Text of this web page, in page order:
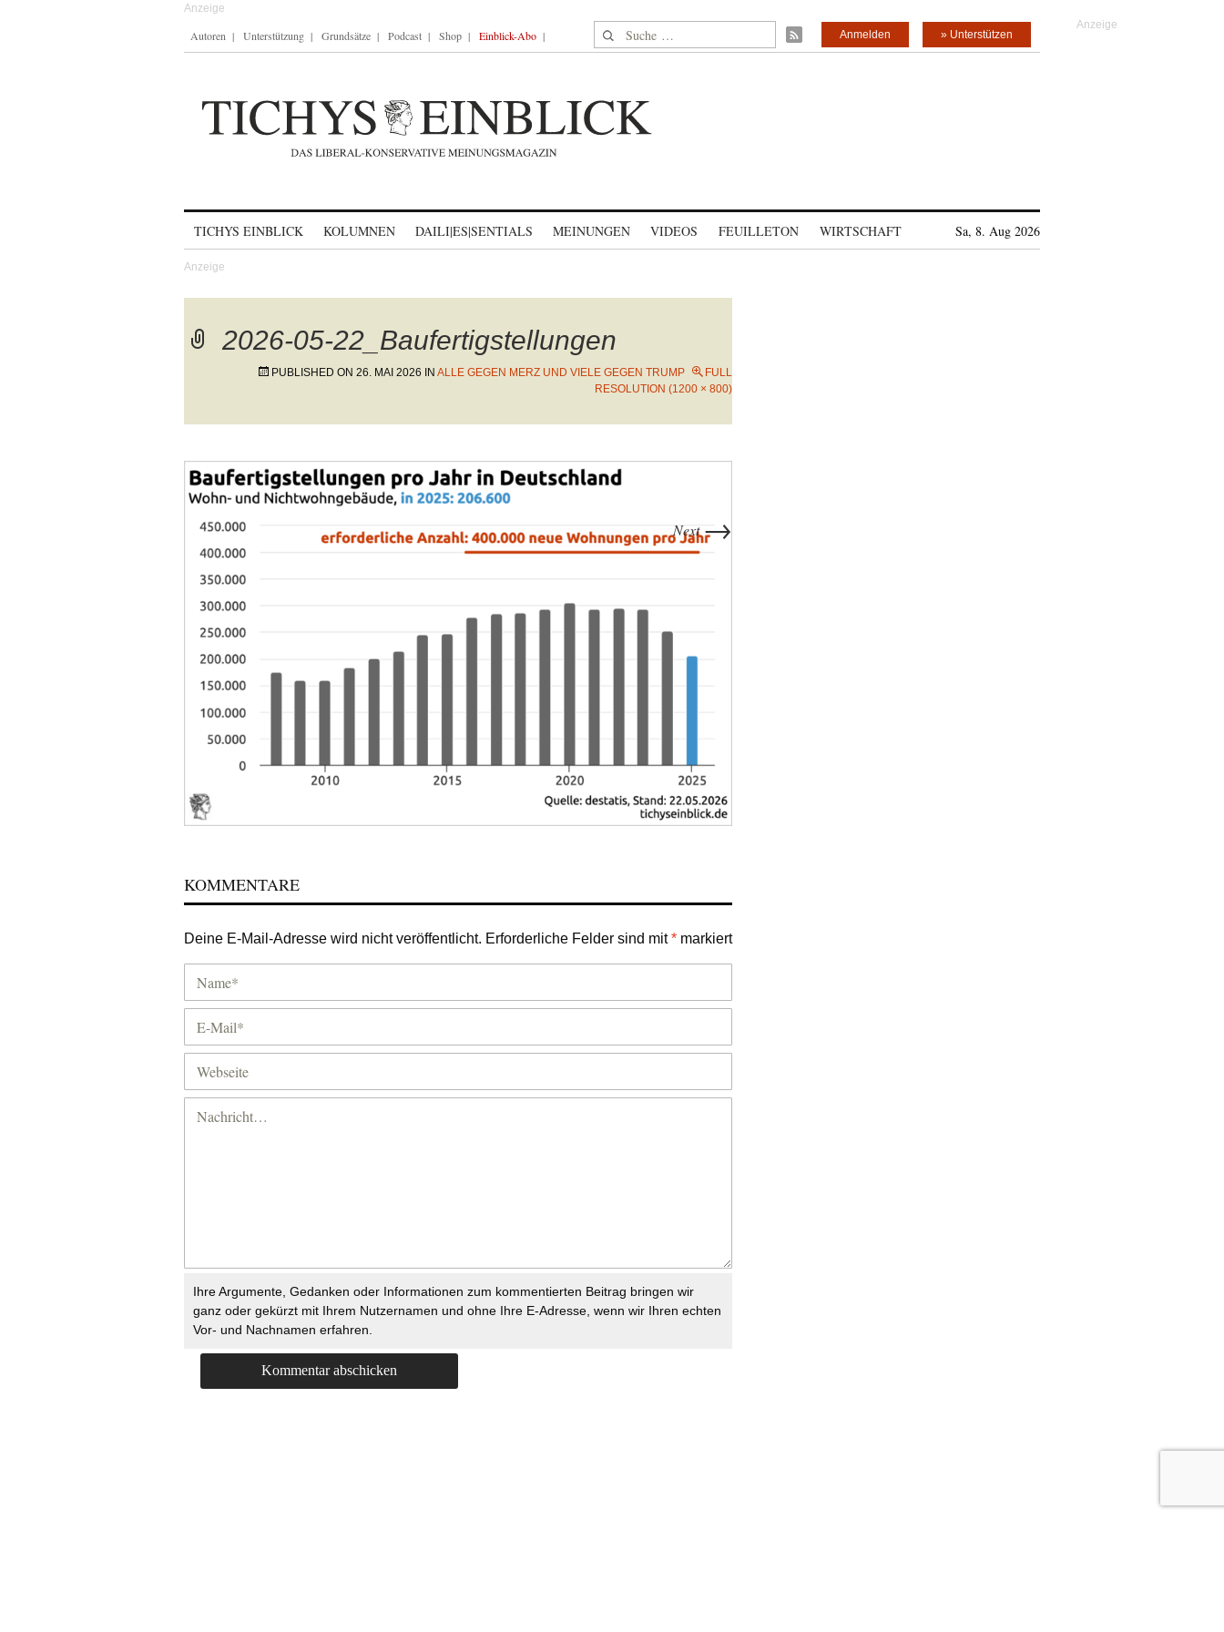
Autoren Unterstützung Grundsätze Podcast Shop Einblick-Abo Suche nach: » Unterstützen
Anmelden
TICHYS EINBLICK KOLUMNEN DAILI|ES|SENTIALS MEINUNGEN VIDEOS FEUILLETON WIRTSCHAFT Sa, 8. Aug 2026
2026-05-22_Baufertigstellungen
PUBLISHED ON 26. MAI 2026 IN ALLE GEGEN MERZ UND VIELE GEGEN TRUMP
FULL
RESOLUTION (1200 × 800)
Next→
KOMMENTARE
Deine E-Mail-Adresse wird nicht veröffentlicht. Erforderliche Felder sind mit* markiert
Ihre Argumente, Gedanken oder Informationen zum kommentierten Beitrag bringen wir
ganz oder gekürzt mit Ihrem Nutzernamen und ohne Ihre E-Adresse, wenn wir Ihren echten
Vor- und Nachnamen erfahren.